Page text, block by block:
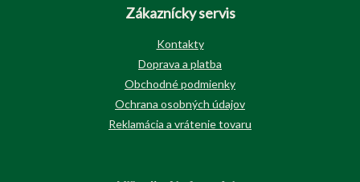
Zákaznícky servis
Kontakty
Doprava a platba
Obchodné podmienky
Ochrana osobných údajov
Reklamácia a vrátenie tovaru